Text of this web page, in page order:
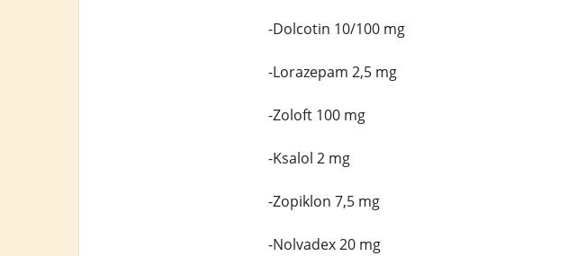
-Dolcotin 10/100 mg
-Lorazepam 2,5 mg
-Zoloft 100 mg
-Ksalol 2 mg
-Zopiklon 7,5 mg
-Nolvadex 20 mg